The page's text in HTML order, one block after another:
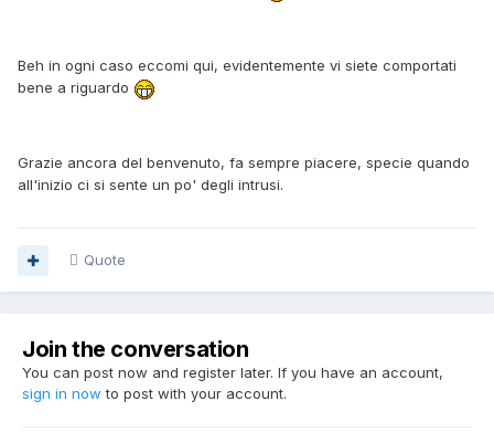
Beh in ogni caso eccomi qui, evidentemente vi siete comportati
bene a riguardo
Grazie ancora del benvenuto, fa sempre piacere, specie quando
all'inizio ci si sente un po' degli intrusi.
Quote
Join the conversation
You can post now and register later. If you have an account,
sign in now to post with your account.